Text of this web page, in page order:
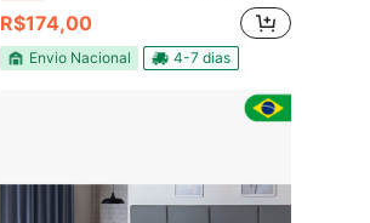
R$174,00
Envio Nacional 4-7 dias